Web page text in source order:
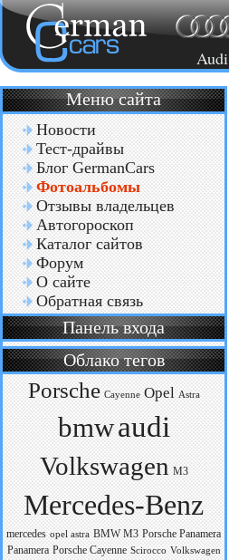
Audi
Меню сайта
Новости
Тест-драйвы
Блог GermanCars
Фотоальбомы
Отзывы владельцев
Автогороскоп
Каталог сайтов
Форум
О сайте
Обратная связь
Панель входа
Облако тегов
Porsche Cayenne Opel Astra
bmwaudi
Volkswagen M3
Mercedes-Benz
mercedes opel astra BMW M3 Porsche Panamera
Panamera Porsche Cayenne Scirocco Volkswagen